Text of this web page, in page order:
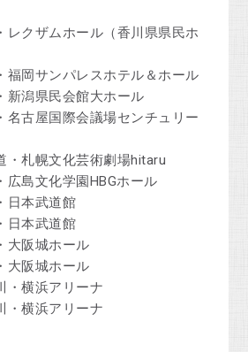
レクザムホール（香川県県民ホ
福岡サンパレスホテル＆ホール
新潟県民会館大ホール
名古屋国際会議場センチュリー
・札幌文化芸術劇場hitaru
広島文化学園HBGホール
日本武道館
日本武道館
大阪城ホール
大阪城ホール
・横浜アリーナ
・横浜アリーナ